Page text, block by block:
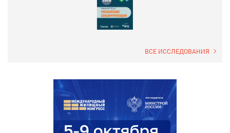
ВСЕ ИССЛЕДОВАНИЯ